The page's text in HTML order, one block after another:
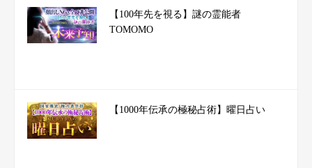
【100年先を視る】謎の霊能者
TOMOMO
【1000年伝承の極秘占術】曜日占い